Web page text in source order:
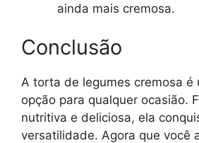
ainda mais cremosa.
Conclusão
A torta de legumes cremosa é
opção para qualquer ocasião.
nutritiva e deliciosa, ela
versatilidade. Agora que você